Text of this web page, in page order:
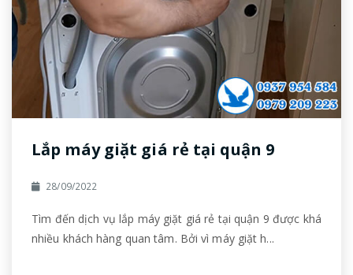
Lắp máy giặt giá rẻ tại quận 9
28/09/2022
Tìm đến dịch vụ lắp máy giặt giá rẻ tại quận 9 được khá
nhiều khách hàng quan tâm. Bởi vì máy giặt h...